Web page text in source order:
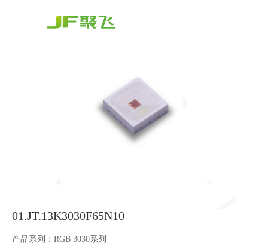
01.JT.13K3030F65N10
产品系列： RGB 3030系列